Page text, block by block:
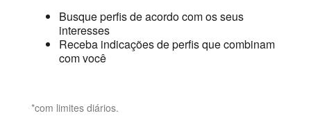
Busque perfis de acordo com os seus
interesses
Receba indicações de perfis que combinam
com você
*com limites diários.